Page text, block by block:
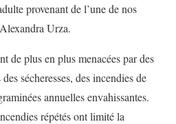
provenant de l’une de nos
Urza.
de plus en plus menacées par des
sécheresses, des incendies de
annuelles envahissantes.
répétés ont limité la